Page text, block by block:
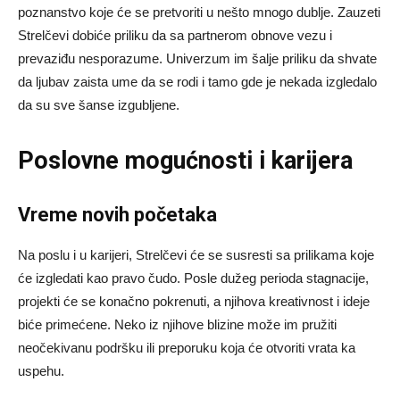
poznanstvo koje će se pretvoriti u nešto mnogo dublje. Zauzeti
Strelčevi dobiće priliku da sa partnerom obnove vezu i
prevaziđu nesporazume. Univerzum im šalje priliku da shvate
da ljubav zaista ume da se rodi i tamo gde je nekada izgledalo
da su sve šanse izgubljene.
Poslovne mogućnosti i karijera
Vreme novih početaka
Na poslu i u karijeri, Strelčevi će se susresti sa prilikama koje
će izgledati kao pravo čudo. Posle dužeg perioda stagnacije,
projekti će se konačno pokrenuti, a njihova kreativnost i ideje
biće primećene. Neko iz njihove blizine može im pružiti
neočekivanu podršku ili preporuku koja će otvoriti vrata ka
uspehu.